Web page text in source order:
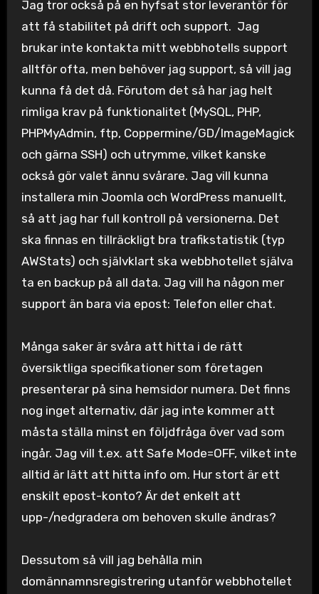
Jag tror också på en hyfsat stor leverantör för
att få stabilitet på drift och support. Jag
brukar inte kontakta mitt webbhotells support
alltför ofta, men behöver jag support, så vill jag
kunna få det då. Förutom det så har jag helt
rimliga krav på funktionalitet (MySQL, PHP,
PHPMyAdmin, ftp, Coppermine/GD/ImageMagick
och gärna SSH) och utrymme, vilket kanske
också gör valet ännu svårare. Jag vill kunna
installera min Joomla och WordPress manuellt,
så att jag har full kontroll på versionerna. Det
ska finnas en tillräckligt bra trafikstatistik (typ
AWStats) och självklart ska webbhotellet själva
ta en backup på all data. Jag vill ha någon mer
support än bara via epost: Telefon eller chat.
Många saker är svåra att hitta i de rätt
översiktliga specifikationer som företagen
presenterar på sina hemsidor numera. Det finns
nog inget alternativ, där jag inte kommer att
måsta ställa minst en följdfråga över vad som
ingår. Jag vill t.ex. att Safe Mode=OFF, vilket inte
alltid är lätt att hitta info om. Hur stort är ett
enskilt epost-konto? Är det enkelt att
upp-/nedgradera om behoven skulle ändras?
Dessutom så vill jag behålla min
domännamnsregistrering utanför webbhotellet